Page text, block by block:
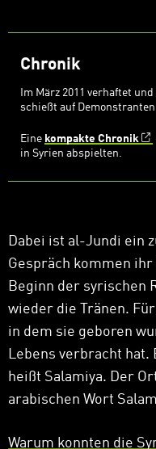
Chronik
Im März 2011 verhaftet
schießt auf
Eine kompakte Chronik
in Syrien abspielten.
Dabei ist al-Jundi ein
Gespräch kommen
Beginn der syrischen
wieder die Tränen.
in dem sie geboren
Lebens verbracht hat.
heißt Salamiya. Der
arabischen Wort
Warum konnten die